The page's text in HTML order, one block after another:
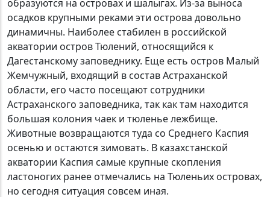
образуются на островах и шалыгах. Из-за выноса
осадков крупными реками эти острова довольно
динамичны. Наиболее стабилен в российской
акватории остров Тюлений, относящийся к
Дагестанскому заповеднику. Еще есть остров Малый
Жемчужный, входящий в состав Астраханской
области, его часто посещают сотрудники
Астраханского заповедника, так как там находится
большая колония чаек и тюленье лежбище.
Животные возвращаются туда со Среднего Каспия
осенью и остаются зимовать. В казахстанской
акватории Каспия самые крупные скопления
ластоногих ранее отмечались на Тюленьих островах,
но сегодня ситуация совсем иная.